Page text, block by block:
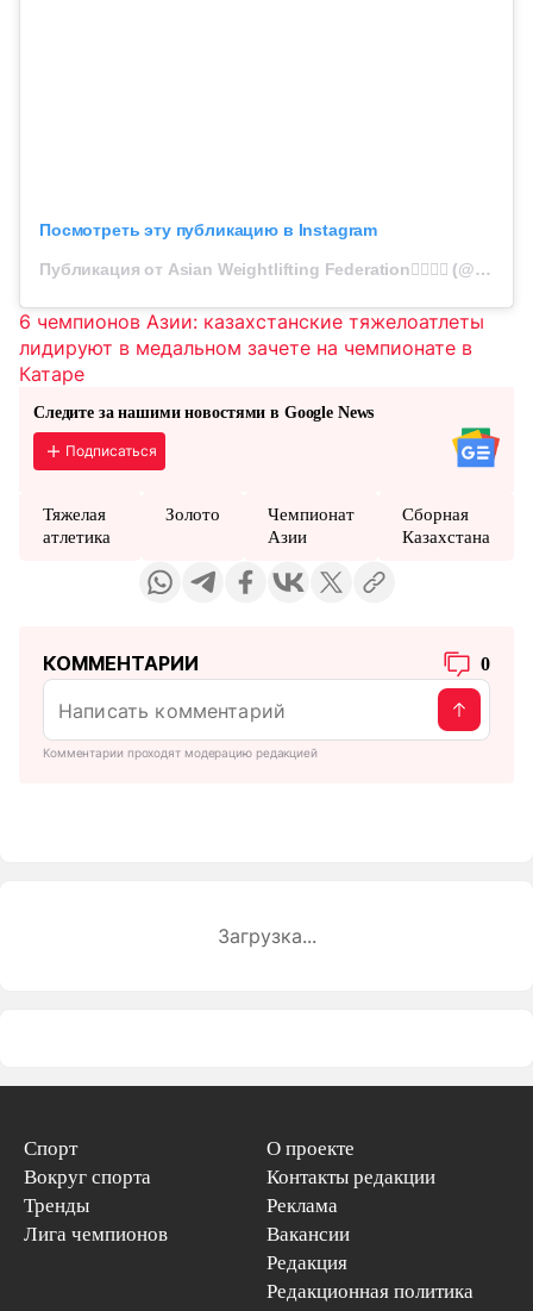
Посмотреть эту публикацию в Instagram
Публикация от Asian Weightlifting Federation🏋️‍♀️🏋️‍♂️ (@awfsport)
6 чемпионов Азии: казахстанские тяжелоатлеты
лидируют в медальном зачете на чемпионате в
Катаре
Следите за нашими новостями в Google News
Подписаться
Тяжелая
атлетика
Золото
Чемпионат
Азии
Сборная
Казахстана
КОММЕНТАРИИ 0
Комментарии проходят модерацию редакцией
Загрузка...
Спорт
Вокруг спорта
Тренды
Лига чемпионов
О проекте
Контакты редакции
Реклама
Вакансии
Редакция
Редакционная политика